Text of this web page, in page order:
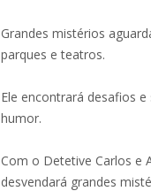
Grandes mistérios
parques e teatros.
Ele encontrará desafios
humor.
Com o Detetive Carlos e
desvendará grandes